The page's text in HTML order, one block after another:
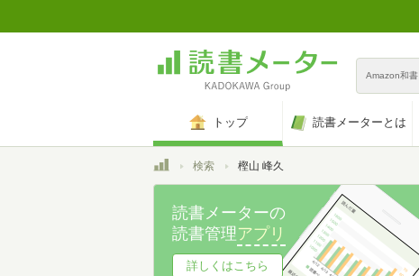
Amazon和書
トップ 読書メーターとは
トップ検索 樫山 峰久
読書メーターの
読書管理アプリ
詳しくはこちら